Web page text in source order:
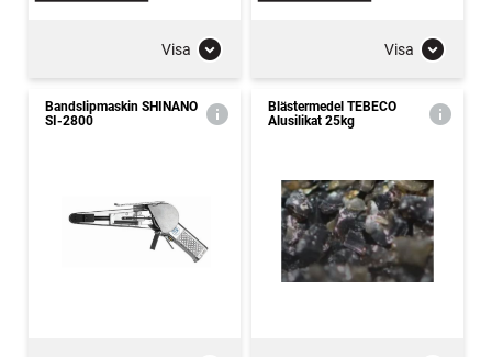
Visa Visa
Bandslipmaskin SHINANO
SI-2800
Blästermedel TEBECO
Alusilikat 25kg